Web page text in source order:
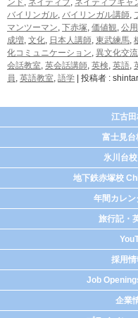
バイリンガル バイリンガル講師
マンツーマン 下赤塚 価値観 公
成増 文化 日本人講師 東武練馬
化コミュニケーション 異文化交流
会話教室 英会話講師 英検 英語
員 英語教室 語学 | 投稿者 :
江古
富士見
氷川台
地下鉄赤塚校
年間カレ
旅行記・
採用情
Job
企業